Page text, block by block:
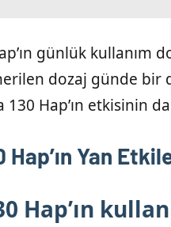
günlük
dozaj günde bir
130 Hap’ın etkisinin
Hap’ın Yan
Hap’ın